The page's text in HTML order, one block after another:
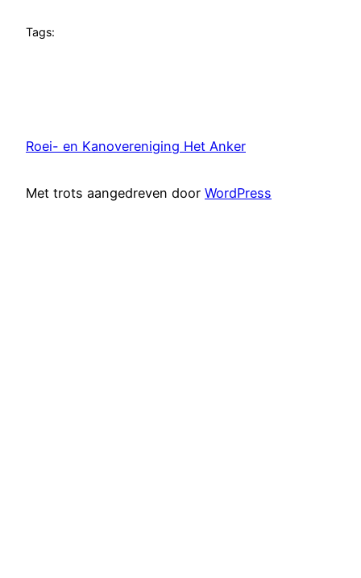
Tags:
Roei- en Kanovereniging Het Anker
Met trots aangedreven door WordPress